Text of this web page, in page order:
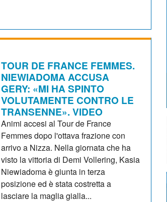
TOUR DE FRANCE FEMMES.
NIEWIADOMA ACCUSA
GERY: «MI HA SPINTO
VOLUTAMENTE CONTRO LE
TRANSENNE». VIDEO
Animi accesi al Tour de France
Femmes dopo l'ottava frazione con
arrivo a Nizza. Nella giornata che ha
visto la vittoria di Demi Vollering, Kasia
Niewiadoma è giunta in terza
posizione ed è stata costretta a
lasciare la maglia gialla...